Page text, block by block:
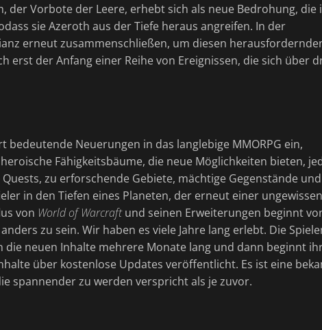
der Vorbote der Leere, erhebt sich als neue Bedrohung, die
sie Azeroth aus der Tiefe heraus angreifen. In der
erneut zusammenschließen, um diesen
erst der Anfang einer Reihe von Ereignissen, die sich über
bedeutende Neuerungen in das langlebige MMORPG ein,
Fähigkeitsbäume, die neue Möglichkeiten bieten,
zu erforschende Gebiete, mächtige Gegenstände und
in den Tiefen eines Planeten, der erneut einer ungewissen
von World of Warcraftund seinen Erweiterungen beginnt
zu sein. Wir haben es viele Jahre lang erlebt. Die
die neuen Inhalte mehrere Monate lang und dann beginnt
über kostenlose Updates veröffentlicht. Es ist eine
spannender zu werden verspricht als je zuvor.